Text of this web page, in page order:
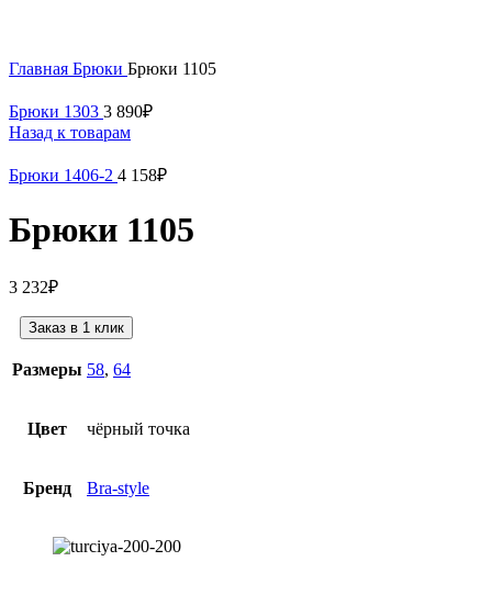
Главная Брюки Брюки 1105
Брюки 1303 3 890₽
Назад к товарам
Брюки 1406-2 4 158₽
Брюки 1105
3 232₽
Заказ в 1 клик
Размеры 58, 64
Цвет чёрный точка
Бренд Bra-style